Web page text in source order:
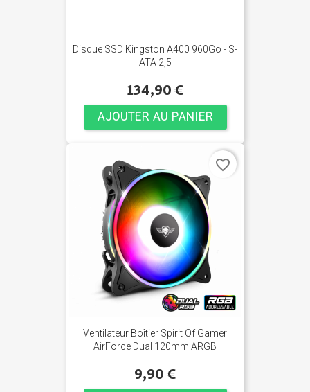
Disque SSD Kingston A400 960Go - S-
ATA 2,5
134,90 €
AJOUTER AU PANIER
Ventilateur Boîtier Spirit Of Gamer
AirForce Dual 120mm ARGB
9,90 €
favorite_border